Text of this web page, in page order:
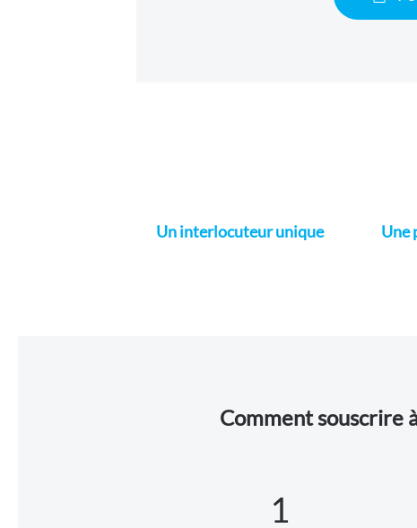
Un interlocuteur unique
Une
Comment souscrire
1